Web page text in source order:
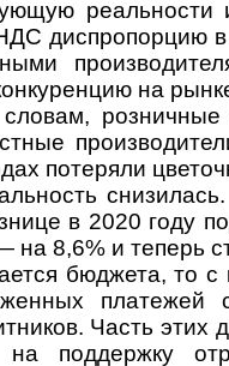
диспропорцию
на
потеряли
в 2020 году
на 8,6% и теперь
бюджета, то
платежей
Часть этих
на поддержку